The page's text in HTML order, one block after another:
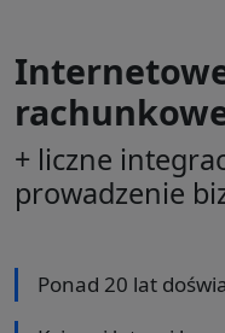
+ liczne
prowadzenie
Ponad 20 lat